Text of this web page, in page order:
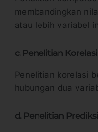
membandingkan
atau lebih variabel
c. Penelitian Korelasi
Penelitian korelasi
hubungan dua
d. Penelitian Prediksi